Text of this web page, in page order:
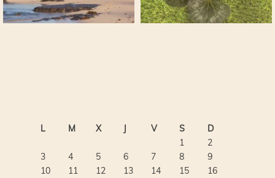
L M X J V S
D
1
2
3
4 5 6 7 8
9
10
11 12 13 14 15
16